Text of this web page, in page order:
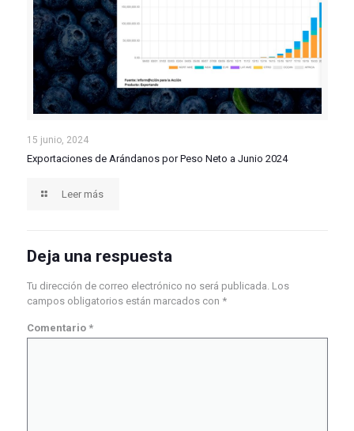
Exportaciones de Arándanos por Peso Neto a Junio
15 junio, 2024
Exportaciones de Arándanos por Peso Neto a Junio 2024
Leer más
Deja una respuesta
Tu dirección de correo electrónico no será publicada. Los
campos obligatorios están marcados con *
Comentario *